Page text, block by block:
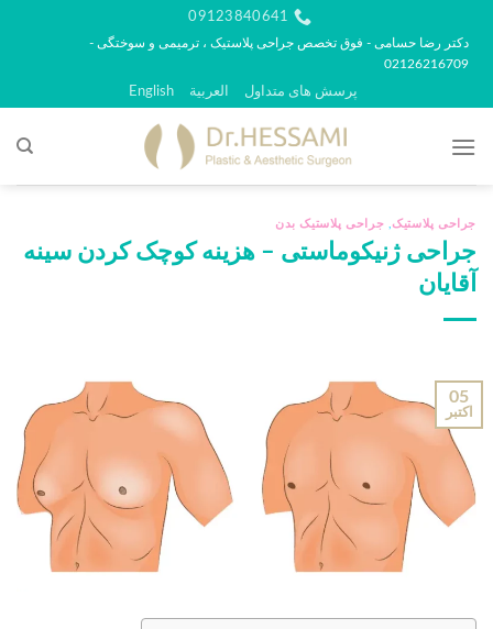
محتوا
09123840641
دکتر رضا حسامی - فوق تخصص جراحی پلاستیک ، ترمیمی و سوختگی -
02126216709
پرسش های متداول العربية English
جراحی پلاستیک جراحی پلاستیک بدن
جراحی ژنیکوماستی – هزینه کوچک کردن سینه
آقایان
05
اکتبر